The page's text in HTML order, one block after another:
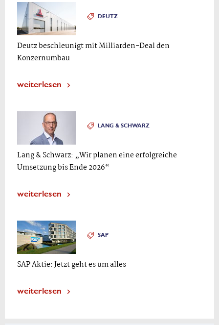
DEUTZ
Deutz beschleunigt mit Milliarden-Deal den
Konzernumbau
weiterlesen
LANG & SCHWARZ
Lang & Schwarz: „Wir planen eine erfolgreiche
Umsetzung bis Ende 2026“
weiterlesen
SAP
SAP Aktie: Jetzt geht es um alles
weiterlesen